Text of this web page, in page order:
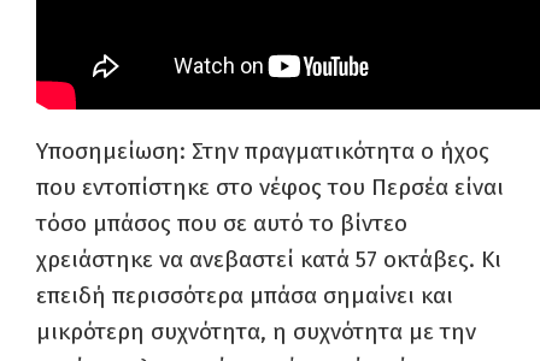
Υποσημείωση: Στην πραγματικότητα ο ήχος
που εντοπίστηκε στο νέφος του Περσέα είναι
τόσο μπάσος που σε αυτό το βίντεο
χρειάστηκε να ανεβαστεί κατά 57 οκτάβες. Κι
επειδή περισσότερα μπάσα σημαίνει και
μικρότερη συχνότητα, η συχνότητα με την